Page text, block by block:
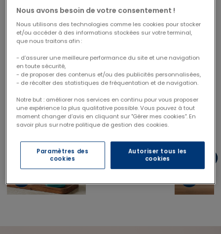
protecteur 1000 ml
- 10%
25,38 €
Price reduced from
28,20 €to
DISPONIBLE AUSSI EN COFFRET
Duo protecteur peaux
sèches
- 10%
27,00 €
Price reduced from
Économisez 3,00 €
Nous avons besoin de votre consentement !
Nous utilisons des technologies comme les cookies pour stocker
et/ou accéder à des informations stockées sur votre terminal,
que nous traitons afin :
- d’assurer une meilleure performance du site et une navigation
en toute sécurité,
- de proposer des contenus et/ou des publicités personnalisées,
- de récolter des statistiques de fréquentation et de navigation.
Notre but : améliorer nos services en continu pour vous proposer
une expérience la plus qualitative possible. Vous pouvez à tout
moment changer d’avis en cliquant sur "Gérer mes cookies". En
savoir plus sur notre politique de gestion des cookies.
Paramètres des
cookies
Autoriser tous les
cookies